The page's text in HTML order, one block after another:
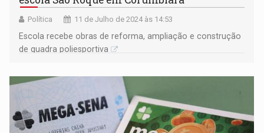
Política 11 de Julho de 2024 às 14:53
Escola recebe obras de reforma, ampliação e construção
de quadra poliesportiva